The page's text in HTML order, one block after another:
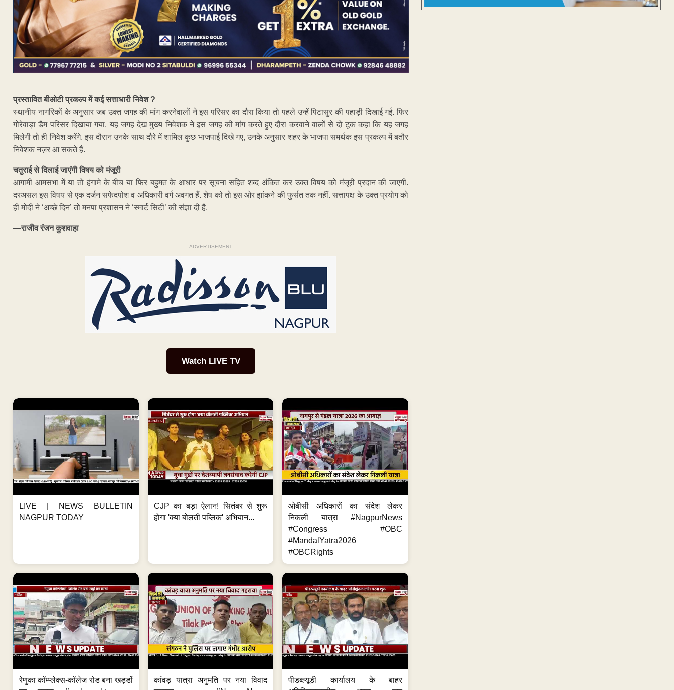
प्रस्तावित बीओटी प्रकल्प में कई सत्ताधारी निवेश ?
स्थानीय नागरिकों के अनुसार जब उक्त जगह की मांग करनेवालों ने इस परिसर का दौरा किया तो पहले उन्हें पिटासुर की पहाड़ी दिखाई गई. फिर
गोरेवाड़ा डैम परिसर दिखाया गया. यह जगह देख मुख्य निवेशक ने इस जगह की मांग करते हुए दौरा करवाने वालों से दो टूक कहा कि यह जगह
मिलेगी तो ही निवेश करेंगे. इस दौरान उनके साथ दौरे में शामिल कुछ भाजपाई दिखे गए, उनके अनुसार शहर के भाजपा समर्थक इस प्रकल्प में बतौर
निवेशक नज़र आ सकते हैं.
चतुराई से दिलाई जाएंगी विषय को मंजूरी
आगामी आमसभा में या तो हंगामे के बीच या फिर बहुमत के आधार पर सूचना सहित शब्द अंकित कर उक्त विषय को मंजूरी प्रदान की जाएगी.
दरअसल इस विषय से एक दर्जन सफेदपोश व अधिकारी वर्ग अवगत हैं. शेष को तो इस ओर झांकने की फुर्सत तक नहीं. सत्तापक्ष के उक्त प्रयोग को
ही मोदी ने ‘अच्छे दिन’ तो मनपा प्रशासन ने ‘स्मार्ट सिटी’ की संज्ञा दी है.
—राजीव रंजन कुशवाहा
ADVERTISEMENT
Watch LIVE TV
LIVE | NEWS BULLETIN
NAGPUR TODAY
CJP का बड़ा ऐलान! सितंबर से शुरू
होगा 'क्या बोलती पब्लिक' अभियान...
ओबीसी अधिकारों का संदेश लेकर
निकली यात्रा #NagpurNews
#Congress #OBC
#MandalYatra2026
#OBCRights
रेणुका कॉम्प्लेक्स-कॉलेज रोड बना खड्डों
कांवड़ यात्रा अनुमति पर नया विवाद
पीडब्ल्यूडी कार्यालय के बाहर